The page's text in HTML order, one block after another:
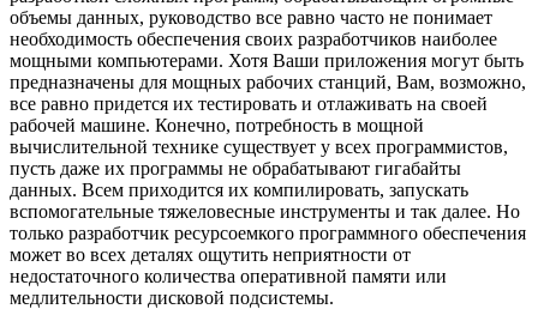
объемы данных, руководство все равно часто не понимает
необходимость обеспечения своих разработчиков наиболее
мощными компьютерами. Хотя Ваши приложения могут быть
предназначены для мощных рабочих станций, Вам, возможно,
все равно придется их тестировать и отлаживать на своей
рабочей машине. Конечно, потребность в мощной
вычислительной технике существует у всех программистов,
пусть даже их программы не обрабатывают гигабайты
данных. Всем приходится их компилировать, запускать
вспомогательные тяжеловесные инструменты и так далее. Но
только разработчик ресурсоемкого программного обеспечения
может во всех деталях ощутить неприятности от
недостаточного количества оперативной памяти или
медлительности дисковой подсистемы.